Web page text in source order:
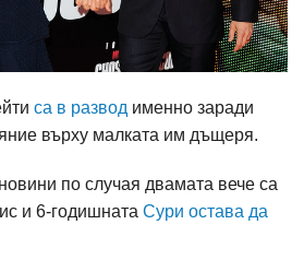
са в развод именно заради
върху малката им дъщеря.
по случая двамата вече са
и 6-годишната Сури остава да